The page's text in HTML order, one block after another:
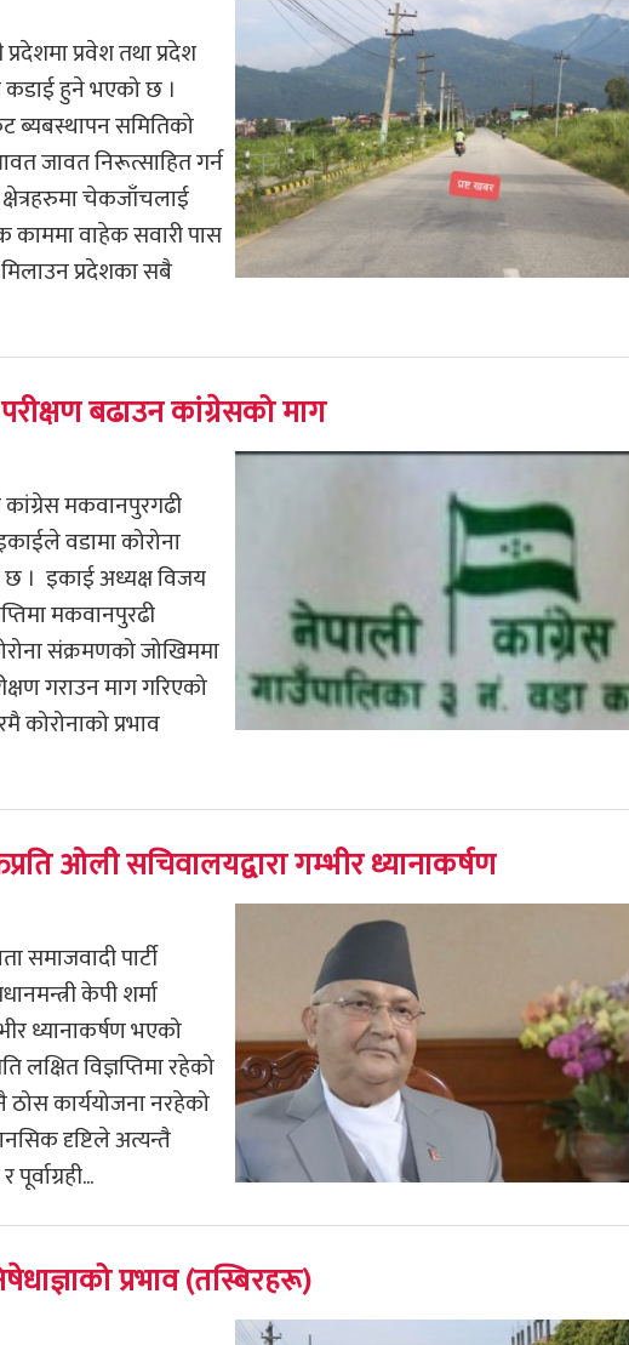
प्रवेश तथा प्रदेश
हुने भएको छ ।
ब्यबस्थापन समितिको
जावत निरूत्साहित गर्न
चेकजाँचलाई
काममा वाहेक सवारी पास
प्रदेशका सबै
बढाउन कांग्रेसको माग
कांग्रेस मकवानपुरगढी
वडामा कोरोना
छ । इकाई अध्यक्ष विजय
मकवानपुरढी
संक्रमणको जोखिममा
गराउन माग गरिएको
कोरोनाको प्रभाव
ओली सचिवालयद्वारा गम्भीर ध्यानाकर्षण
समाजवादी पार्टी
केपी शर्मा
ध्यानाकर्षण भएको
लक्षित विज्ञप्तिमा रहेको
कार्ययोजना नरहेको
दृष्टिले अत्यन्तै
प्रभाव (तस्बिरहरू)